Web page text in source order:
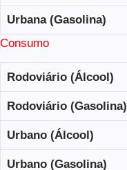
Urbana (Gasolina)
Consumo
Rodoviário (Álcool)
Rodoviário (Gasolina)
Urbano (Álcool)
Urbano (Gasolina)